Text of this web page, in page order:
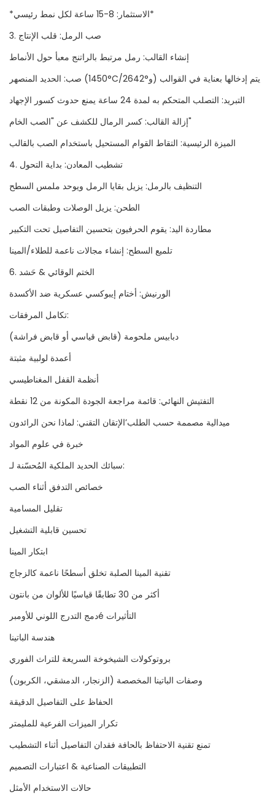
*الاستثمار: 8-15 ساعة لكل نمط رئيسي*
3. صب الرمل: قلب الإنتاج
إنشاء القالب: رمل مرتبط بالراتنج معبأ حول الأنماط
صب: الحديد المنصهر (1450°C/2642°و) يتم إدخالها بعناية في القوالب
التبريد: التصلب المتحكم به لمدة 24 ساعة يمنع حدوث كسور الإجهاد
إزالة القالب: كسر الرمال للكشف عن "الصب الخام"
الميزة الرئيسية: التقاط القوام المستحيل باستخدام الصب بالقالب
4. تشطيب المعادن: بداية التحول
التنظيف بالرمل: يزيل بقايا الرمل ويوحد ملمس السطح
الطحن: يزيل الوصلات وطبقات الصب
مطاردة اليد: يقوم الحرفيون بتحسين التفاصيل تحت التكبير
تلميع السطح: إنشاء مجالات ناعمة للطلاء/المينا
6. الختم الوقائي & حَشد
الورنيش: أختام إيبوكسي عسكرية ضد الأكسدة
تكامل المرفقات:
دبابيس ملحومة (قابض قياسي أو قابض فراشة)
أعمدة لولبية مثبتة
أنظمة القفل المغناطيسي
التفتيش النهائي: قائمة مراجعة الجودة المكونة من 12 نقطة
ميدالية مصممة حسب الطلب’الإتقان التقني: لماذا نحن الرائدون
خبرة في علوم المواد
سبائك الحديد الملكية المُحسّنة لـ:
خصائص التدفق أثناء الصب
تقليل المسامية
تحسين قابلية التشغيل
ابتكار المينا
تقنية المينا الصلبة تخلق أسطحًا ناعمة كالزجاج
أكثر من 30 تطابقًا قياسيًا للألوان من بانتون
دمج التدرج اللوني للأومبرé التأثيرات
هندسة الباتينا
بروتوكولات الشيخوخة السريعة للتراث الفوري
وصفات الباتينا المخصصة (الزنجار، الدمشقي، الكربون)
الحفاظ على التفاصيل الدقيقة
تكرار الميزات الفرعية للمليمتر
تمنع تقنية الاحتفاظ بالحافة فقدان التفاصيل أثناء التشطيب
التطبيقات الصناعية & اعتبارات التصميم
حالات الاستخدام الأمثل